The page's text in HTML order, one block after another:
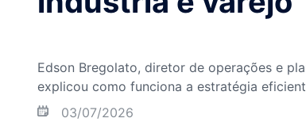
Edson Bregolato, diretor de operações e
explicou como funciona a estratégia
03/07/2026